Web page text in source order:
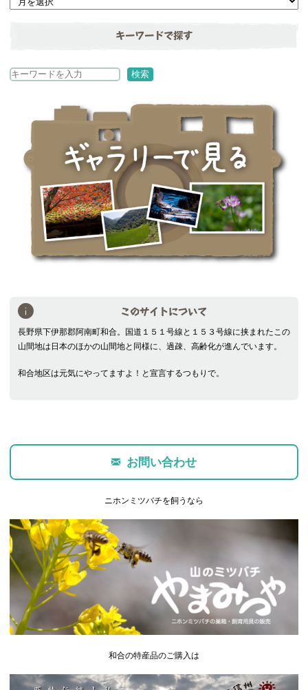
キーワードで探す
検
検索
このサイトについて
長野県下伊那郡阿南町和合。国道１５１号線と１５３号線に挟まれたこの
山間地は日本のほかの山間地と同様に、過疎、高齢化が進んでいます。
和合地区は元気にやってますよ！と宣言するつもりで。
お問い合わせ
ニホンミツバチを飼うなら
和合の特産品のご購入は